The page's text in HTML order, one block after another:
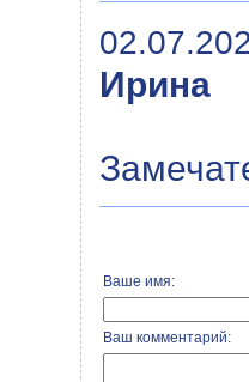
Ирина
Ваше имя:
Ваш комментарий: